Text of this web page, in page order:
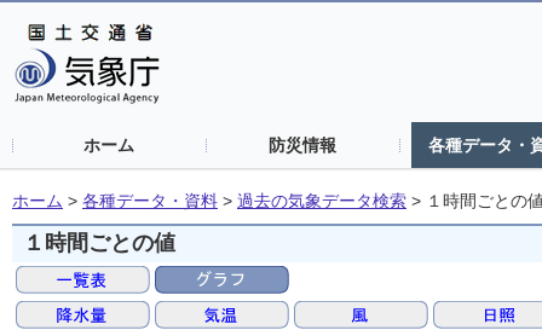
ホーム 防災情報 各種データ・
ホーム > 各種データ・資料 > 過去の気象データ検索 > １時間ごとの
１時間ごとの値